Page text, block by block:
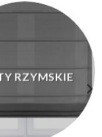
RZYMSKIE